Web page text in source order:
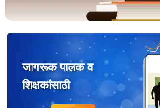
जागरूक पालक व
शिक्षकांसाठी